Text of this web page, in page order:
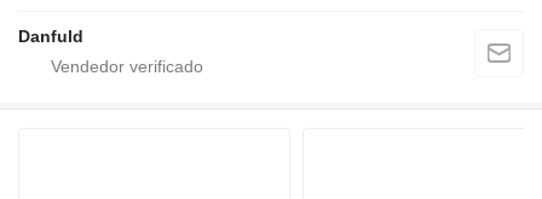
Danfuld